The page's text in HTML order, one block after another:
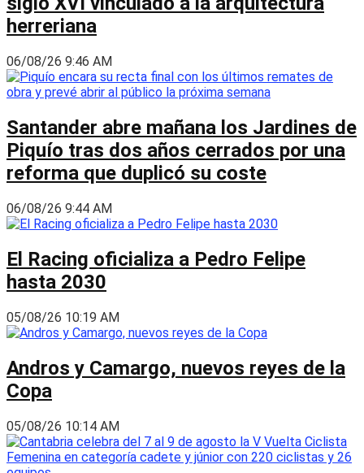
herreriana
06/08/26 9:46 AM
Santander abre mañana los Jardines de
Piquío tras dos años cerrados por una
reforma que duplicó su coste
06/08/26 9:44 AM
El Racing oficializa a Pedro Felipe
hasta 2030
05/08/26 10:19 AM
Andros y Camargo, nuevos reyes de la
Copa
05/08/26 10:14 AM